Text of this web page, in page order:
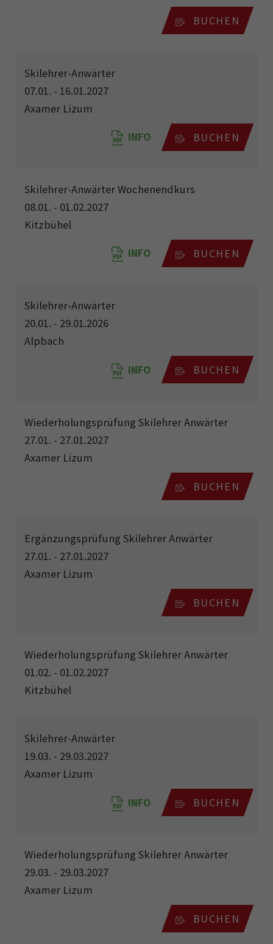
BUCHEN
Skilehrer-Anwärter
07.01. - 16.01.2027
Axamer Lizum
INFO BUCHEN
Skilehrer-Anwärter Wochenendkurs
08.01. - 01.02.2027
Kitzbühel
INFO BUCHEN
Skilehrer-Anwärter
20.01. - 29.01.2026
Alpbach
INFO BUCHEN
Wiederholungsprüfung Skilehrer Anwärter
27.01. - 27.01.2027
Axamer Lizum
BUCHEN
Ergänzungsprüfung Skilehrer Anwärter
27.01. - 27.01.2027
Axamer Lizum
BUCHEN
Wiederholungsprüfung Skilehrer Anwärter
01.02. - 01.02.2027
Kitzbühel
Skilehrer-Anwärter
19.03. - 29.03.2027
Axamer Lizum
INFO BUCHEN
Wiederholungsprüfung Skilehrer Anwärter
29.03. - 29.03.2027
Axamer Lizum
BUCHEN